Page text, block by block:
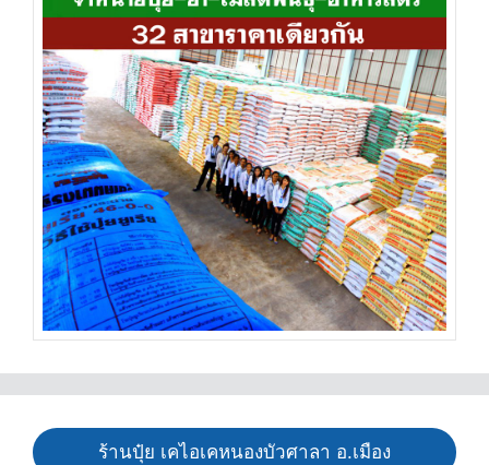
ร้านปุ๋ย เคไอเคหนองบัวศาลา อ.เมือง